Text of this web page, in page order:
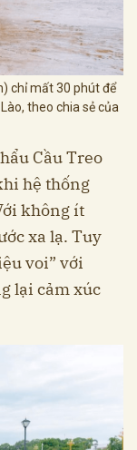
chỉ mất 30 phút để
theo chia sẻ của
Cầu Treo
hệ thống
không ít
xa lạ. Tuy
voi” với
lại cảm xúc